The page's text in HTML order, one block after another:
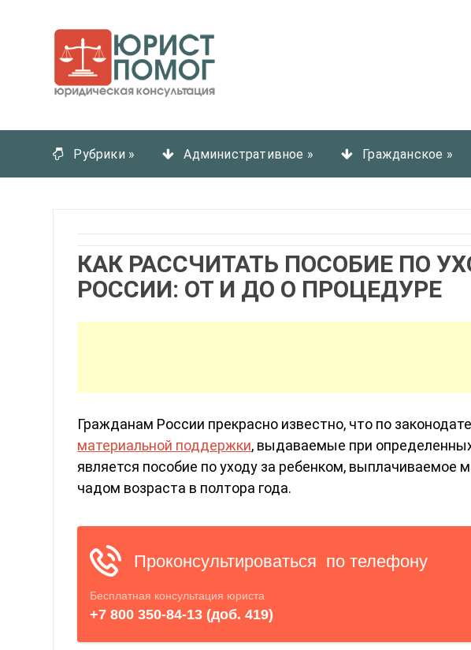
Рубрики » Административное » Гражданское »
КАК РАССЧИТАТЬ ПОСОБИЕ ПО
РОССИИ: ОТ И ДО О ПРОЦЕДУРЕ
Гражданам России прекрасно известно, что по
материальной поддержки, выдаваемые при
является пособие по уходу за ребенком,
чадом возраста в полтора года.